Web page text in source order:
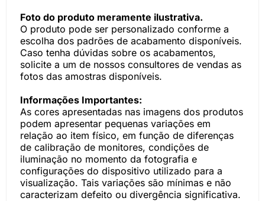
Foto do produto meramente ilustrativa.
O produto pode ser personalizado conforme a
escolha dos padrões de acabamento disponíveis.
Caso tenha dúvidas sobre os acabamentos,
solicite a um de nossos consultores de vendas as
fotos das amostras disponíveis.
Informações Importantes:
As cores apresentadas nas imagens dos produtos
podem apresentar pequenas variações em
relação ao item físico, em função de diferenças
de calibração de monitores, condições de
iluminação no momento da fotografia e
configurações do dispositivo utilizado para a
visualização. Tais variações são mínimas e não
caracterizam defeito ou divergência significativa.